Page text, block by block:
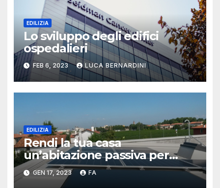
EDILIZIA
Lo sviluppo degli edifici
ospedalieri
FEB 6, 2023 LUCA BERNARDINI
EDILIZIA
Rendi la tua casa
un’abitazione passiva per
risparmiare salvaguardando
l’ambiente
GEN 17, 2023 FA